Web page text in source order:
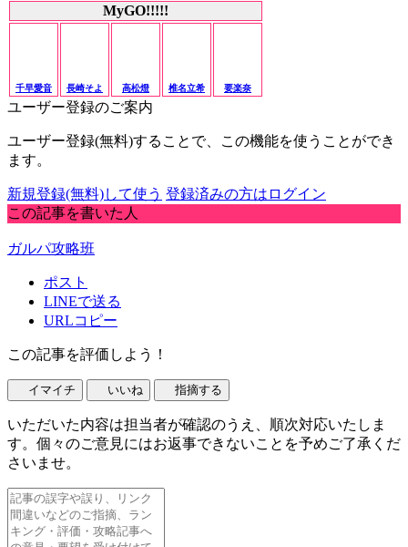
MyGO!!!!!
千早愛音 長崎そよ 高松燈 椎名立希 要楽奈
ユーザー登録のご案内
ユーザー登録(無料)することで、この機能を使うことができ
ます。
新規登録(無料)して使う 登録済みの方はログイン
この記事を書いた人
ガルパ攻略班
ポスト
LINEで送る
URLコピー
この記事を評価しよう！
イマイチ いいね 指摘する
いただいた内容は担当者が確認のうえ、順次対応いたしま
す。個々のご意見にはお返事できないことを予めご了承くだ
さいませ。